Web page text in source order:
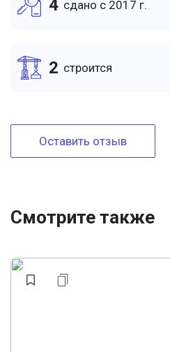
4 cдано c 2017 г.
2 cтроится
Оставить отзыв
Смотрите также